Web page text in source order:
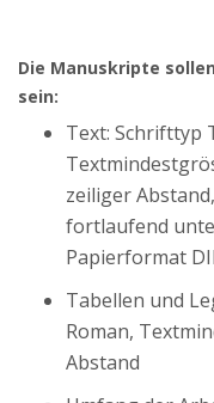
Die Manuskripte
sein:
Text: Schrifttyp
zeiliger
fortlaufend
Papierformat
Tabellen und
Roman,
Abstand